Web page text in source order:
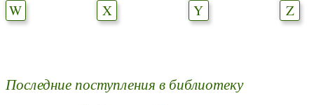
W
X Y Z
Последние поступления в библиотеку